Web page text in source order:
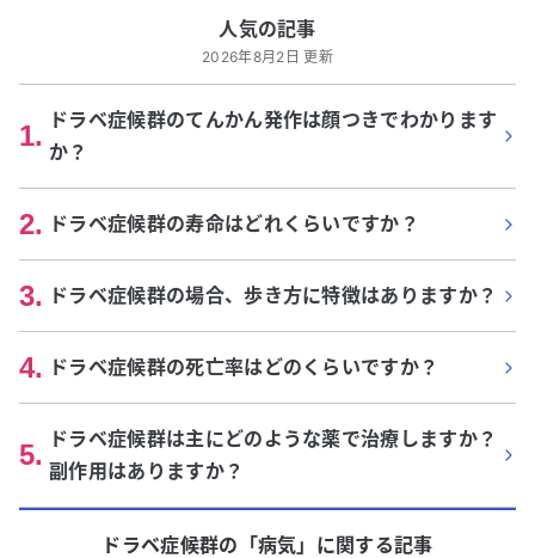
人気の記事
2026年8月2日 更新
1. ドラベ症候群のてんかん発作は顔つきでわかります
か？
2. ドラベ症候群の寿命はどれくらいですか？
3. ドラベ症候群の場合、歩き方に特徴はありますか？
4. ドラベ症候群の死亡率はどのくらいですか？
5. ドラベ症候群は主にどのような薬で治療しますか？
副作用はありますか？
ドラベ症候群の「病気」に関する記事